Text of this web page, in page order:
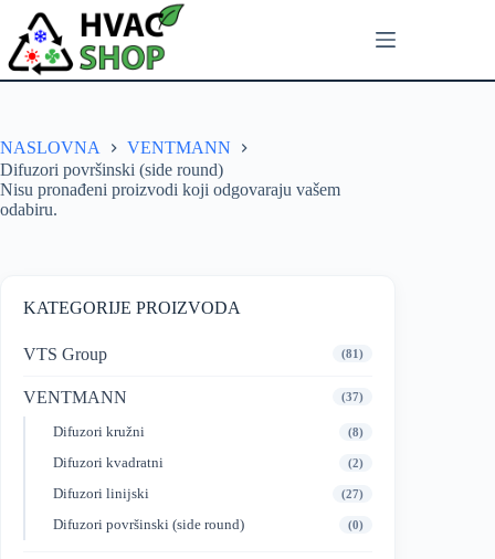
NASLOVNA
VENTMANN
Difuzori površinski (side round)
Nisu pronađeni proizvodi koji odgovaraju vašem
odabiru.
KATEGORIJE PROIZVODA
VTS Group (81)
VENTMANN (37)
Difuzori kružni (8)
Difuzori kvadratni (2)
Difuzori linijski (27)
Difuzori površinski (side round) (0)